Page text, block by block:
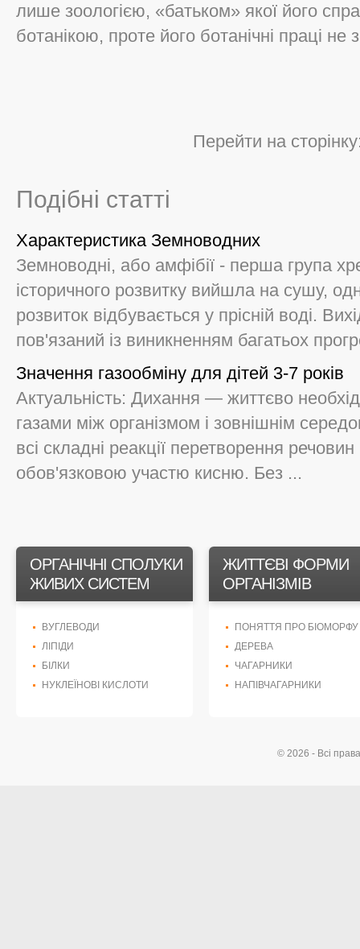
лише зоологією, «батьком» якої його
ботанікою, проте його ботанічні праці не
Перейти на
Подібні статті
Характеристика Земноводних
Земноводні, або амфібії - перша група
історичного розвитку вийшла на сушу,
розвиток відбувається у прісній воді.
пов'язаний із виникненням багатьох
Значення газообміну для дітей 3-7 років
Актуальність: Дихання — життєво
газами між організмом і зовнішнім
всі складні реакції перетворення
обов'язковою участю кисню. Без ...
ОРГАНІЧНІ СПОЛУКИ
ЖИВИХ СИСТЕМ
ВУГЛЕВОДИ
ЛІПІДИ
БІЛКИ
НУКЛЕЇНОВІ КИСЛОТИ
ЖИТТЄВІ ФОРМИ
ОРГАНІЗМІВ
ПОНЯТТЯ ПРО БІОМОРФУ
ДЕРЕВА
ЧАГАРНИКИ
НАПІВЧАГАРНИКИ
© 2026 - Всі